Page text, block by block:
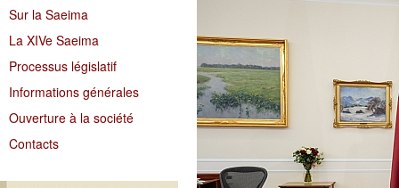
Sur la Saeima
La XIVe Saeima
Processus législatif
Informations générales
Ouverture à la société
Contacts